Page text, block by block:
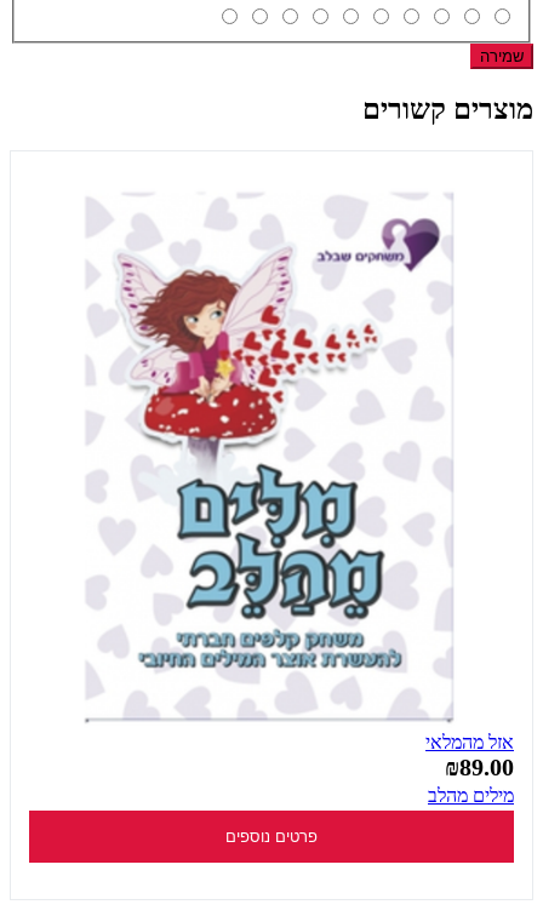
שמירה
מוצרים קשורים
אזל מהמלאי
₪89.00
מילים מהלב
פרטים נוספים